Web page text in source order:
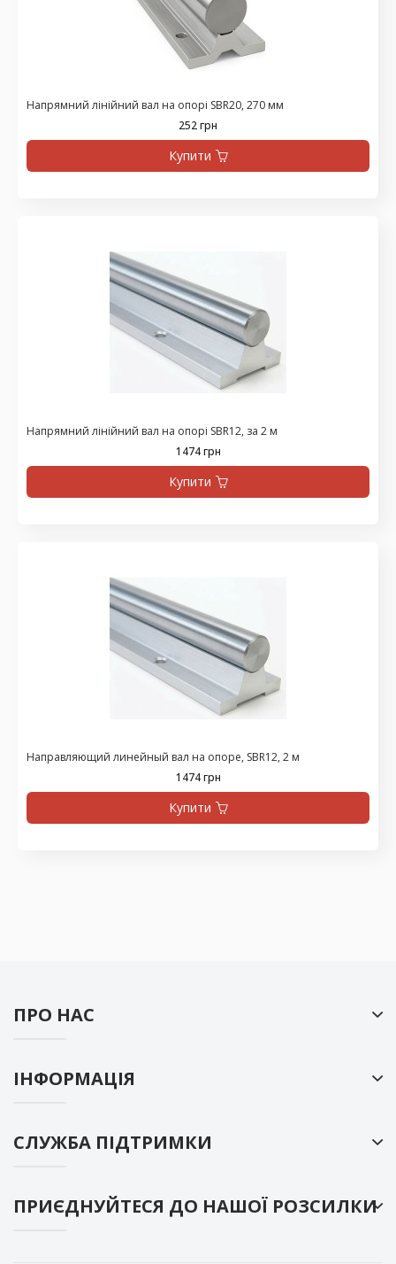
Напрямний лінійний вал на опорі SBR20, 270 мм
252 грн
Купити
Напрямний лінійний вал на опорі SBR12, за 2 м
1474 грн
Купити
Направляющий линейный вал на опоре, SBR12, 2 м
1474 грн
Купити
ПРО НАС
ІНФОРМАЦІЯ
СЛУЖБА ПІДТРИМКИ
ПРИЄДНУЙТЕСЯ ДО НАШОЇ РОЗСИЛКИ